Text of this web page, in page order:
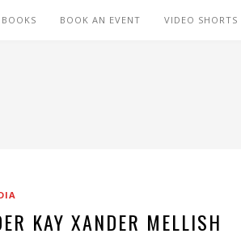
BOOK AN EVENT VIDEO SHORTS
KAY XANDER MELLISH